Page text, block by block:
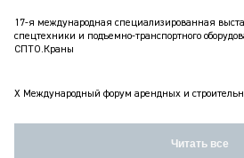
17-я международная специализированная
спецтехники и подъемно-транспортного
СПТО.Краны
X Международный форум арендных и
Читать все